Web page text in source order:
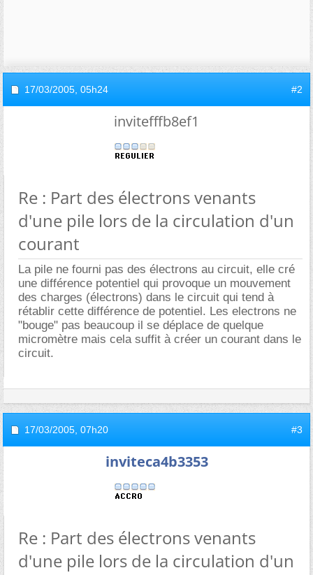
17/03/2005, 05h24 #2
invitefffb8ef1
Re : Part des électrons venants
d'une pile lors de la circulation d'un
courant
La pile ne fourni pas des électrons au circuit, elle cré
une différence potentiel qui provoque un mouvement
des charges (électrons) dans le circuit qui tend à
rétablir cette différence de potentiel. Les electrons ne
"bouge" pas beaucoup il se déplace de quelque
micromètre mais cela suffit à créer un courant dans le
circuit.
17/03/2005, 07h20 #3
inviteca4b3353
Re : Part des électrons venants
d'une pile lors de la circulation d'un